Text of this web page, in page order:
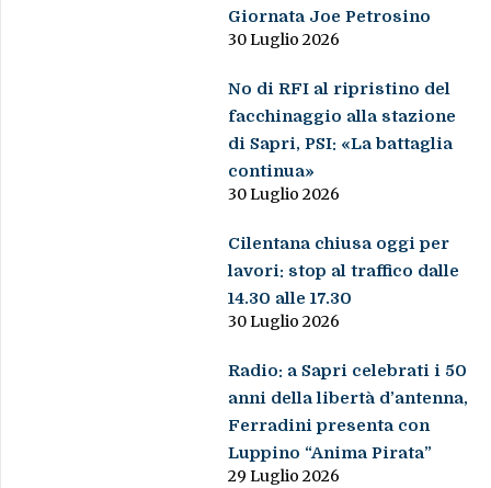
Giornata Joe Petrosino
30 Luglio 2026
No di RFI al ripristino del
facchinaggio alla stazione
di Sapri, PSI: «La battaglia
continua»
30 Luglio 2026
Cilentana chiusa oggi per
lavori: stop al traffico dalle
14.30 alle 17.30
30 Luglio 2026
Radio: a Sapri celebrati i 50
anni della libertà d’antenna,
Ferradini presenta con
Luppino “Anima Pirata”
29 Luglio 2026